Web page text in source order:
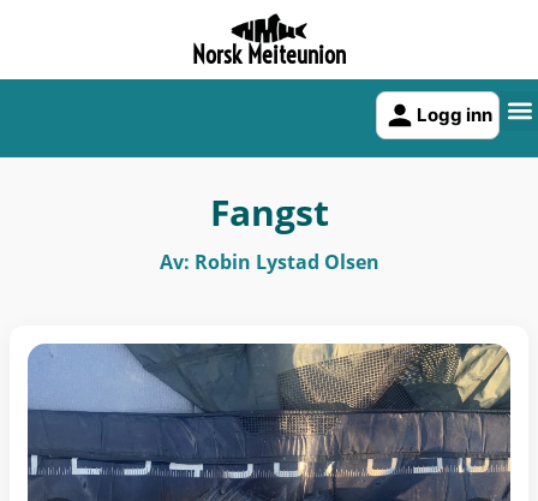
Norsk Meiteunion
Logg inn
Fangst
Av: Robin Lystad Olsen